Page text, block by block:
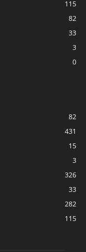
115
82
33
3
0
82
431
15
3
326
33
282
115